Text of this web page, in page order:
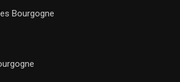
Bourgogne